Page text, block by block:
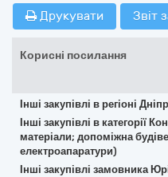
Друкувати Звіт
Корисні посилання
Інші закупівлі в регіоні
Інші закупівлі в категорії
матеріали; допоміжна
електроапаратури)
Інші закупівлі замовника